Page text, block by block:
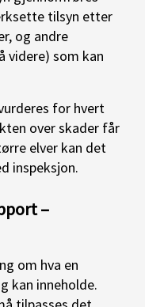
tilsyn etter
og andre
videre) som kan
for hvert
over skader får
elver kan det
inspeksjon.
–
om hva en
kan inneholde.